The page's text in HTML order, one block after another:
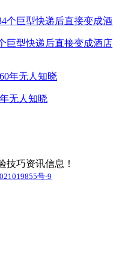
巨型快递后直接变成酒店
无人知晓
技巧资讯信息！
号-9